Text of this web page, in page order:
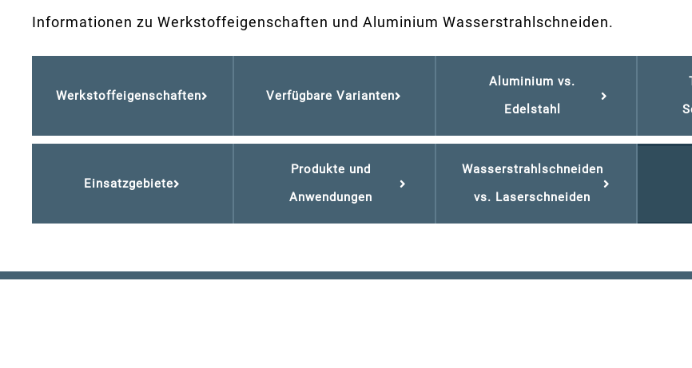
Informationen zu Werkstoffeigenschaften und Aluminium Wasserstrahlschneiden.
Werkstoffeigenschaften Verfügbare Varianten
Aluminium vs.
Edelstahl
Einsatzgebiete
Produkte und
Anwendungen
Wasserstrahlschneiden
vs. Laserschneiden